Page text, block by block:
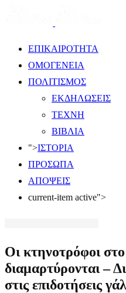
ΕΠΙΚΑΙΡΟΤΗΤΑ
ΟΜΟΓΕΝΕΙΑ
ΠΟΛΙΤΙΣΜΟΣ
ΕΚΔΗΛΩΣΕΙΣ
ΤΕΧΝΗ
ΒΙΒΛΙΑ
">ΙΣΤΟΡΙΑ
ΠΡΟΣΩΠΑ
ΑΠΟΨΕΙΣ
current-item active">
Οι κτηνοτρόφοι
διαμαρτύρονται –
στις επιδοτήσεις